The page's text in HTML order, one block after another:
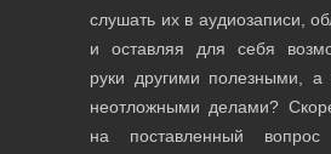
Голос
слушать их в аудиозаписи,
и оставляя для себя
руки другими полезными, а
неотложными делами?
на поставленный